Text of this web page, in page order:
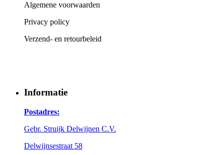
Algemene voorwaarden
Privacy policy
Verzend- en retourbeleid
Informatie
Postadres:
Gebr. Struijk Delwijnen C.V.
Delwijnsestraat 58